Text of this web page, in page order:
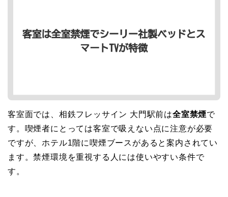
客室面では、相鉄フレッサイン 大門駅前は全室禁煙で
す。喫煙者にとっては客室で吸えない点に注意が必要
ですが、ホテル1階に喫煙ブースがあると案内されてい
ます。禁煙環境を重視する人には使いやすい条件で
す。